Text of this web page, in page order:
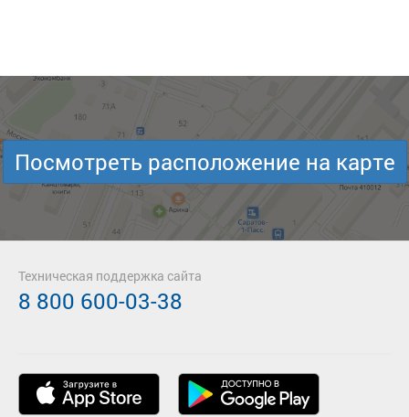
Посмотреть расположение на карте
Техническая поддержка сайта
8 800 600-03-38